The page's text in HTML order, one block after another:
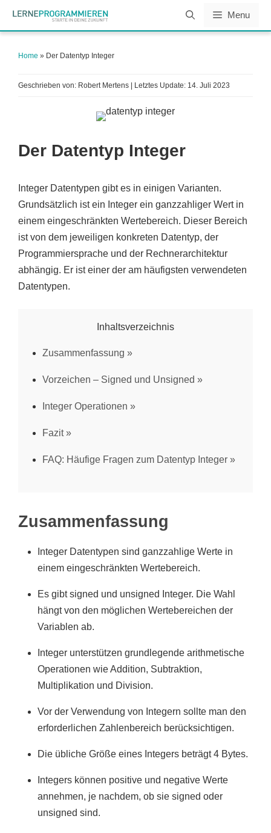
Menu
Home » Der Datentyp Integer
Geschrieben von: Robert Mertens | Letztes Update: 14. Juli 2023
Der Datentyp Integer
Integer Datentypen gibt es in einigen Varianten.
Grundsätzlich ist ein Integer ein ganzzahliger Wert in
einem eingeschränkten Wertebereich. Dieser Bereich
ist von dem jeweiligen konkreten Datentyp, der
Programmiersprache und der Rechnerarchitektur
abhängig. Er ist einer der am häufigsten verwendeten
Datentypen.
Inhaltsverzeichnis
Zusammenfassung
Vorzeichen – Signed und Unsigned
Integer Operationen
Fazit
FAQ: Häufige Fragen zum Datentyp Integer
Zusammenfassung
Integer Datentypen sind ganzzahlige Werte in
einem eingeschränkten Wertebereich.
Es gibt signed und unsigned Integer. Die Wahl
hängt von den möglichen Wertebereichen der
Variablen ab.
Integer unterstützen grundlegende arithmetische
Operationen wie Addition, Subtraktion,
Multiplikation und Division.
Vor der Verwendung von Integern sollte man den
erforderlichen Zahlenbereich berücksichtigen.
Die übliche Größe eines Integers beträgt 4 Bytes.
Integers können positive und negative Werte
annehmen, je nachdem, ob sie signed oder
unsigned sind.